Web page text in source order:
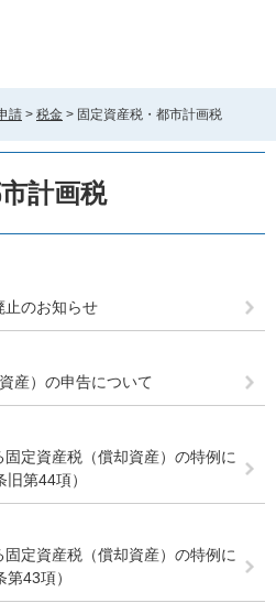
請 > 税金 > 固定資産税・都市計画税
計画税
止のお知らせ
産）の申告について
定資産税（償却資産）の特例に
第44項）
定資産税（償却資産）の特例に
43項）